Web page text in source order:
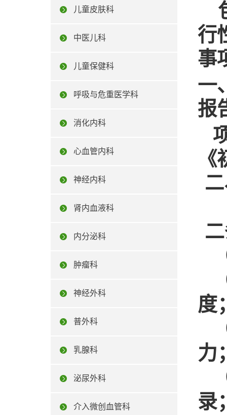
儿童皮肤科
中医儿科
儿童保健科
呼吸与危重医学科
消化内科
心血管内科
神经内科
肾内血液科
内分泌科
肿瘤科
神经外科
普外科
乳腺科
泌尿外科
介入微创血管科
行
事
一
报
度
力
录